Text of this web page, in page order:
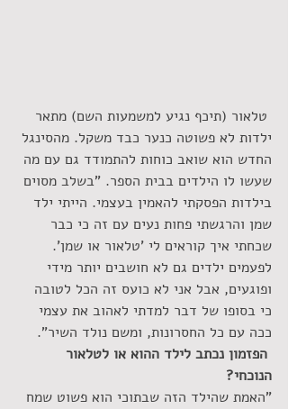
טלאור (תיכף נגיע למשמעות השם) מתאר
ילדות לא פשוטה כנער כבד משקל. מהסינגל
החדש הוא שואב כוחות להתמודד גם עם מה
שעשו לו הילדים בבית הספר. "בשלב מסוים
בילדות הפסקתי להאמין בעצמי. הייתי ילד
שמן והרגשתי פחות נעים עם זה כי כבר
שכחתי איך קוראים לי 'טלאור או שמן'.
לפעמים ילדים גם לא חושבים יותר מידי
ופוגעים, אבל אני לא כועס זה הכל לטובה
כי בסופו של דבר למדתי לאהוב את עצמי
ככה עם כל החסרונות, ומשם נולד השיר".
הפזמון נכתב לילד ההוא או לטלאור
הנוכחי?
"האמת שהילד הזה שבתוכי הוא פשוט שמח